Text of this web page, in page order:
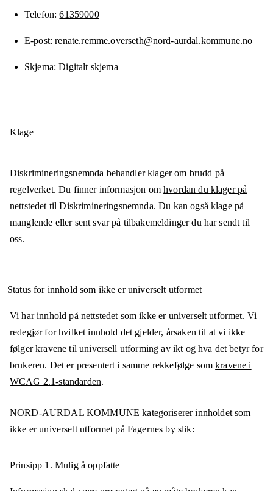
Telefon 61359000
E-post renate.remme.overseth@nord-aurdal.kommune.no
Skjema Digitalt skjema
Klage
Diskrimineringsnemnda behandler klager om brudd på
regelverket. Du finner informasjon omhvordan du klager på
nettstedet til Diskrimineringsnemnda. Du kan også klage på
manglende eller sent svar på tilbakemeldinger du har sendt til
oss.
Status for innhold som ikke er universelt utformet
Vi har innhold på nettstedet som ikke er universelt utformet. Vi
redegjør for hvilket innhold det gjelder, årsaken til at vi ikke
følger kravene til universell utforming av ikt og hva det betyr for
brukeren. Det er presentert i samme rekkefølge somkravene i
WCAG 2.1-standarden.
NORD-AURDAL KOMMUNE kategoriserer innholdet som
ikke er universelt utformet på Fagernes byslik:
Prinsipp 1. Mulig å oppfatte